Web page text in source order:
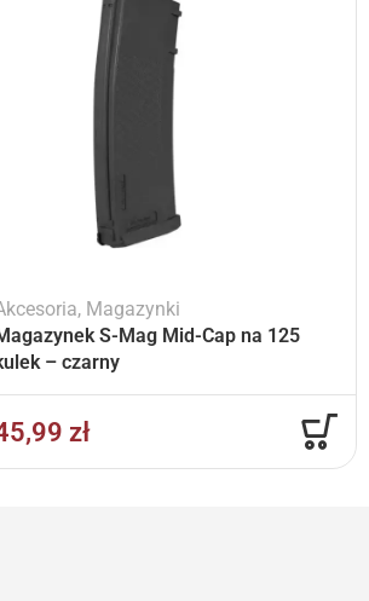
, Magazynki
S-Mag Mid-Cap na 125
– czarny
zł